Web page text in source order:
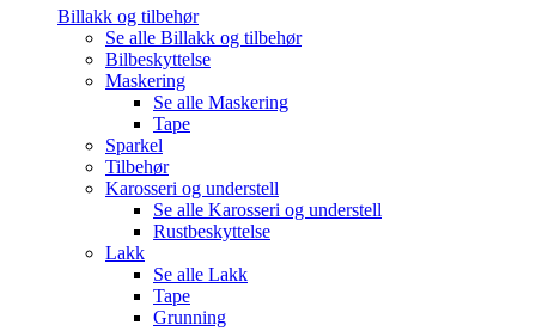
Billakk og tilbehør
Se alle Billakk og tilbehør
Bilbeskyttelse
Maskering
Se alle Maskering
Tape
Sparkel
Tilbehør
Karosseri og understell
Se alle Karosseri og understell
Rustbeskyttelse
Lakk
Se alle Lakk
Tape
Grunning